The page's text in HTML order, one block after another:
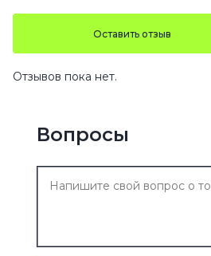
Оставить отзыв
Отзывов пока нет.
Вопросы